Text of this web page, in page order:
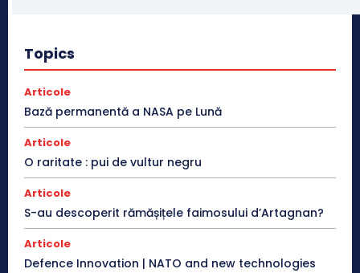
Topics
Articole
Bază permanentă a NASA pe Lună
Articole
O raritate : pui de vultur negru
Articole
S-au descoperit rămășițele faimosului d’Artagnan?
Articole
Defence Innovation | NATO and new technologies